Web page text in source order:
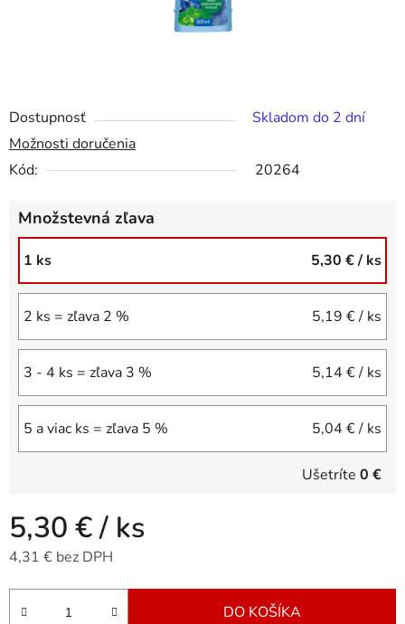
Dostupnosť
Skladom do 2 dní
Možnosti doručenia
Kód:
20264
Množstevná zľava
1 ks 5,30 €/ ks
2 ks = zľava 2 % 5,19 €/ ks
3 - 4 ks = zľava 3 % 5,14 €/ ks
5 a viac ks = zľava 5 % 5,04 €/ ks
Ušetríte 0 €
5,30 €/ ks
4,31 € bez DPH
Jednotková cena:
DO KOŠÍKA